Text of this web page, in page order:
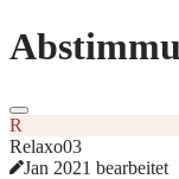
R
Relaxo03
Jan 2021 bearbeitet